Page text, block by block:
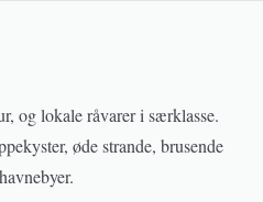
og lokale råvarer i særklasse.
øde strande, brusende